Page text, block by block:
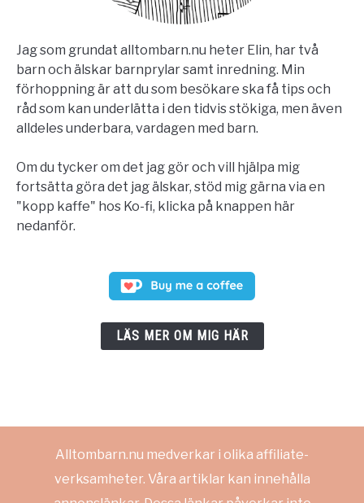
Jag som grundat alltombarn.nu heter Elin, har två
barn och älskar barnprylar samt inredning. Min
förhoppning är att du som besökare ska få tips och
råd som kan underlätta i den tidvis stökiga, men även
alldeles underbara, vardagen med barn.
Om du tycker om det jag gör och vill hjälpa mig
fortsätta göra det jag älskar, stöd mig gärna via en
"kopp kaffe" hos Ko-fi, klicka på knappen här
nedanför.
LÄS MER OM MIG HÄR
Alltombarn.nu medverkar i olika affiliate-
verksamheter. Våra artiklar kan innehålla